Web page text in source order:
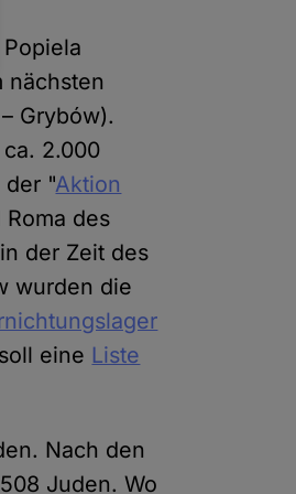
nächsten
Grybów).
2.000
der "Aktion
des
der Zeit des
wurden die
eine Liste
Nach den
Juden. Wo